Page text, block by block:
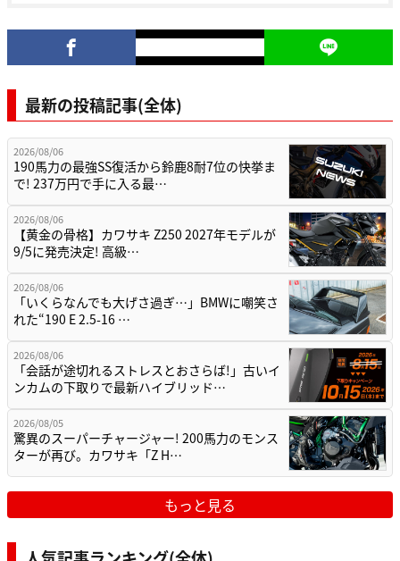
最新の投稿記事(全体)
2026/08/06
190馬力の最強SS復活から鈴鹿8耐7位の快挙ま
で! 237万円で手に入る最…
2026/08/06
【黄金の骨格】カワサキ Z250 2027年モデルが
9/5に発売決定! 高級…
2026/08/06
「いくらなんでも大げさ過ぎ…」BMWに嘲笑さ
れた“190 E 2.5-16 …
2026/08/06
「会話が途切れるストレスとおさらば!」古いイ
ンカムの下取りで最新ハイブリッド…
2026/08/05
驚異のスーパーチャージャー! 200馬力のモンス
ターが再び。カワサキ「Z H…
もっと見る